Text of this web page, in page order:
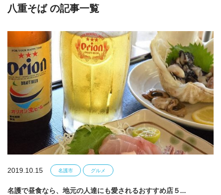
八重そば の記事一覧
2019.10.15 名護市 グルメ
名護で昼食なら、地元の人達にも愛されるおすすめ店５...